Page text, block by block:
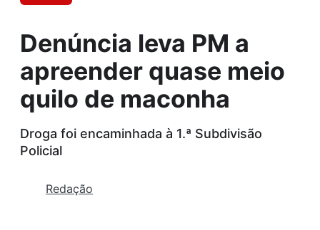
Denúncia leva PM a
apreender quase meio
quilo de maconha
Droga foi encaminhada à 1.ª Subdivisão
Policial
Redação